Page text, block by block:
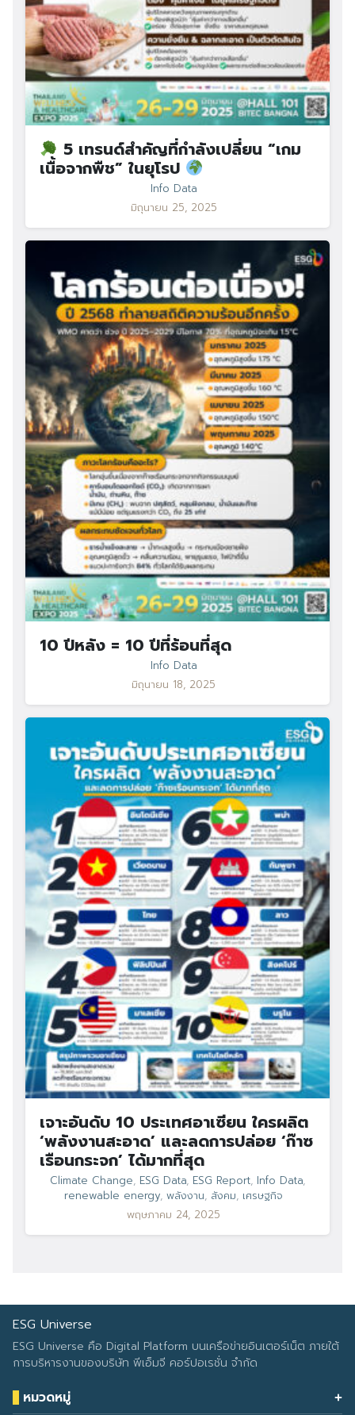
5 เทรนด์สำคัญที่กำลังเปลี่ยน “เกม
เนื้อจากพืช” ในยุโรป
Info Data
มิถุนายน 25, 2025
10 ปีหลัง = 10 ปีที่ร้อนที่สุด
Info Data
มิถุนายน 18, 2025
เจาะอันดับ 10 ประเทศอาเซียน ใครผลิต
‘พลังงานสะอาด’ และลดการปล่อย ‘ก๊าซ
เรือนกระจก’ ได้มากที่สุด
Climate Change, ESG Data, ESG Report, Info Data,
renewable energy, พลังงาน, สังคม, เศรษฐกิจ
พฤษภาคม 24, 2025
ESG Universe
ESG Universe คือ Digital Platform บนเครือข่ายอินเตอร์เน็ต ภายใต้
การบริหารงานของบริษัท พีเอ็มจี คอร์ปอเรชั่น จำกัด
หมวดหมู่